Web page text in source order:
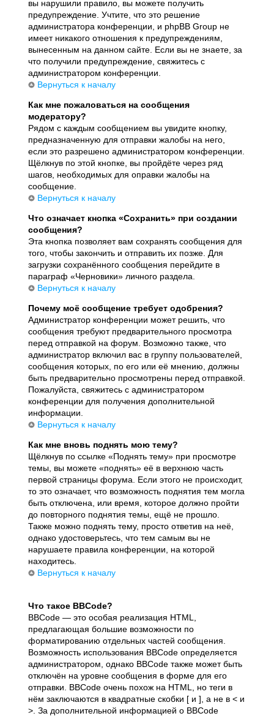
вы нарушили правило, вы можете получить
предупреждение. Учтите, что это решение
администратора конференции, и phpBB Group не
имеет никакого отношения к предупреждениям,
вынесенным на данном сайте. Если вы не знаете, за
что получили предупреждение, свяжитесь с
администратором конференции.
Вернуться к началу
Как мне пожаловаться на сообщения
модератору?
Рядом с каждым сообщением вы увидите кнопку,
предназначенную для отправки жалобы на него,
если это разрешено администратором конференции.
Щёлкнув по этой кнопке, вы пройдёте через ряд
шагов, необходимых для оправки жалобы на
сообщение.
Вернуться к началу
Что означает кнопка «Сохранить» при создании
сообщения?
Эта кнопка позволяет вам сохранять сообщения для
того, чтобы закончить и отправить их позже. Для
загрузки сохранённого сообщения перейдите в
параграф «Черновики» личного раздела.
Вернуться к началу
Почему моё сообщение требует одобрения?
Администратор конференции может решить, что
сообщения требуют предварительного просмотра
перед отправкой на форум. Возможно также, что
администратор включил вас в группу пользователей,
сообщения которых, по его или её мнению, должны
быть предварительно просмотрены перед отправкой.
Пожалуйста, свяжитесь с администратором
конференции для получения дополнительной
информации.
Вернуться к началу
Как мне вновь поднять мою тему?
Щёлкнув по ссылке «Поднять тему» при просмотре
темы, вы можете «поднять» её в верхнюю часть
первой страницы форума. Если этого не происходит,
то это означает, что возможность поднятия тем могла
быть отключена, или время, которое должно пройти
до повторного поднятия темы, ещё не прошло.
Также можно поднять тему, просто ответив на неё,
однако удостоверьтесь, что тем самым вы не
нарушаете правила конференции, на которой
находитесь.
Вернуться к началу
Что такое BBCode?
BBCode — это особая реализация HTML,
предлагающая большие возможности по
форматированию отдельных частей сообщения.
Возможность использования BBCode определяется
администратором, однако BBCode также может быть
отключён на уровне сообщения в форме для его
отправки. BBCode очень похож на HTML, но теги в
нём заключаются в квадратные скобки [ и ], а не в < и
>. За дополнительной информацией о BBCode